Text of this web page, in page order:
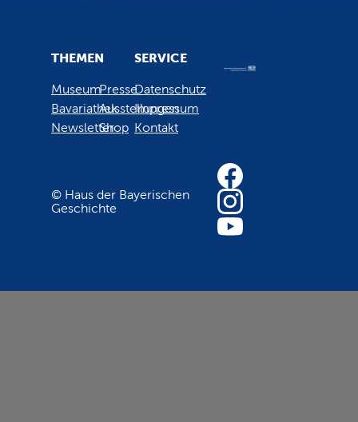
THEMEN
Museum
Bavariathek
Newsletter
Presse
Ausstellungen
Shop
SERVICE
Datenschutz
Impressum
Kontakt
© Haus der Bayerischen
Geschichte